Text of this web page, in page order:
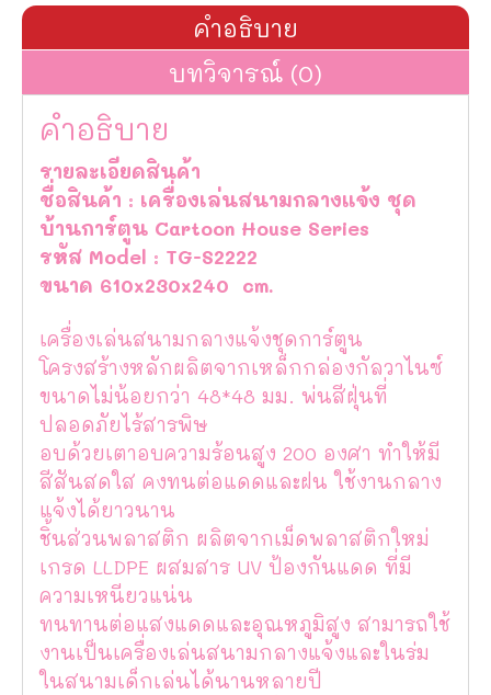
คำอธิบาย
บทวิจารณ์ (0)
คำอธิบาย
รายละเอียดสินค้า
ชื่อสินค้า : เครื่องเล่นสนามกลางแจ้ง ชุด
บ้านการ์ตูน Cartoon House Series
รหัส Model : TG-S2222
ขนาด 610x230x240 cm.
เครื่องเล่นสนามกลางแจ้งชุดการ์ตูน
โครงสร้างหลักผลิตจากเหล็กกล่องกัลวาไนซ์
ขนาดไม่น้อยกว่า 48*48 มม. พ่นสีฝุ่นที่
ปลอดภัยไร้สารพิษ
อบด้วยเตาอบความร้อนสูง 200 องศา ทำให้มี
สีสันสดใส คงทนต่อแดดและฝน ใช้งานกลาง
แจ้งได้ยาวนาน
ชิ้นส่วนพลาสติก ผลิตจากเม็ดพลาสติกใหม่
เกรด LLDPE ผสมสาร UV ป้องกันแดด ที่มี
ความเหนียวแน่น
ทนทานต่อแสงแดดและอุณหภูมิสูง สามารถใช้
งานเป็นเครื่องเล่นสนามกลางแจ้งและในร่ม
ในสนามเด็กเล่นได้นานหลายปี